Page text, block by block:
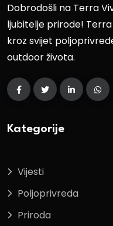
Dobrodošli na Terra
ljubitelje prirode!
kroz svijet
outdoor života.
Kategorije
Vijesti
Poljoprivreda
Priroda